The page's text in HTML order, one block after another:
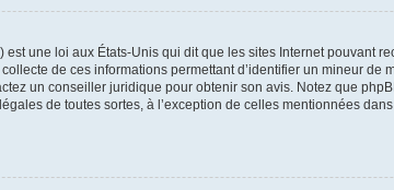
est une loi aux États-Unis qui dit que les sites Internet pouvant
de ces informations permettant d’identifier un mineur
un conseiller juridique pour obtenir son avis. Notez que
de toutes sortes, à l’exception de celles mentionnées